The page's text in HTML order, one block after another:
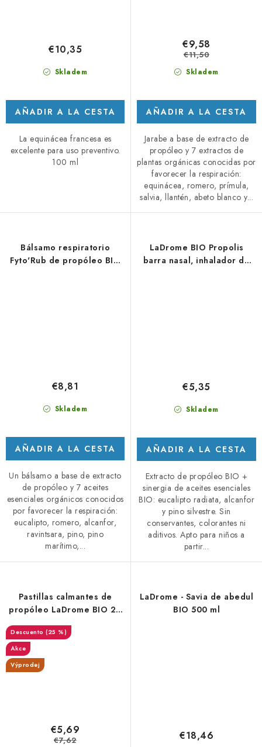
Skladem
€10,35
AÑADIR A LA CESTA
La equinácea francesa es
excelente para uso preventivo.
100 ml
Skladem
€9,58
€11,50
AÑADIR A LA CESTA
Jarabe a base de extracto de
propóleo y 7 extractos de
plantas orgánicas conocidas por
favorecer la respiración:
equinácea, romero, prímula,
salvia, llantén, abeto blanco y...
Bálsamo respiratorio
Fyto'Rub de propóleo BIO
Skladem
€8,81
AÑADIR A LA CESTA
Un bálsamo a base de extracto
de propóleo y 7 aceites
esenciales orgánicos conocidos
por favorecer la respiración:
eucalipto, romero, alcanfor,
ravintsara, pino, pino
marítimo,...
LaDrome BIO Propolis
barra nasal, inhalador de
Skladem
€5,35
AÑADIR A LA CESTA
Extracto de propóleo BIO +
sinergia de aceites esenciales
BIO: eucalipto radiata, alcanfor
y pino silvestre. Sin
conservantes, colorantes ni
aditivos. Apto para niños a
partir...
Pastillas calmantes de
propóleo LaDrome BIO 20
(25 %)
Akce
Výprodej
€5,69
€7,62
LaDrome - Savia de abedul
BIO 500 ml
€18,46